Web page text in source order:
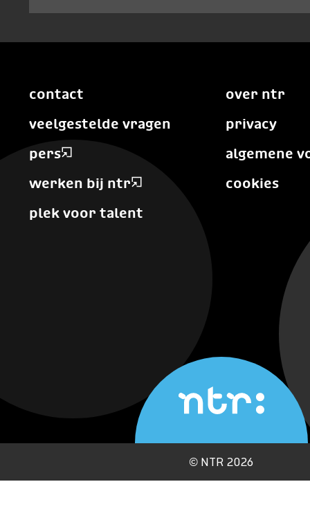
contact
veelgestelde vragen
pers
werken bij ntr
plek voor talent
over ntr
privacy
algemene
cookies
© NTR 2026